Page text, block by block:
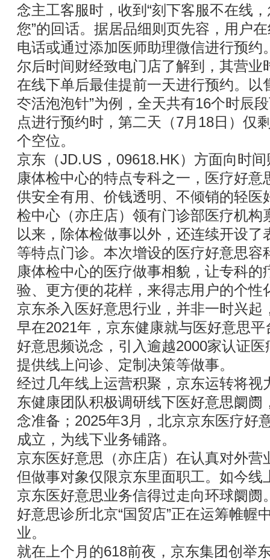
念主工客服时，收到“刻下客服不在线
您”的回话。据居品细则页先容，用户
电话或通过添加医师助理微信进行预约
尔后时间财经致电门店了解到，其营业
在线下单后最佳提前一天进行预约。以
冭活泡泡针”为例，全天共有16个时辰
点进行预约时，第二天（7月18日）仅
个空位。
京东（JD.US，09618.HK）方面向时
康体检中心的特点专科之一，医疗好意
供安全有用、价钱透明、不倾销的轻医
检中心（亦庄店）领有门诊部医疗机构
以来，除体检做事以外，还连续开设
等特点门诊。本次增设的医疗好意思容
康体检中心的医疗做事相貌，让专科的
验、更方便的花样，来得志用户的个性
京东杀入医好意思行业，并非一时兴起
早在2021年，京东健康就与医好意思
好意思频说念，引入逾越2000家认证
提供线上问诊、定制决策等做事。
经过几年线上运营积聚，京东运转将视
东健康团队积极调研线下医好意思阛阓
念准备；2025年3月，北京京东医疗好
成立，为线下业务铺路。
京东医好意思（亦庄店）在认真对外营
但做事对象仅限京东里面职工。如今线
京东医好意思业务信得过走向环球阛阓
好意思诊所北京“国贸店”正在运筹帷幄
业。
就在上个月的618前夜，京东集团创举